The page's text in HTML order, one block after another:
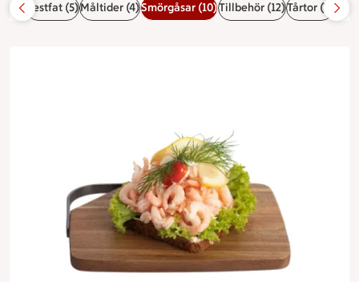
(4) Festfat (5)Måltider (4)Smörgåsar (10)Tillbehör (12)Tårtor (7)